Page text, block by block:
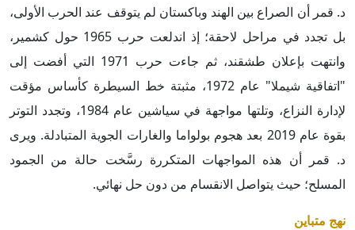
د. قمر أن الصراع بين الهند وباكستان لم يتوقف عند الحرب الأولى،
بل تجدد في مراحل لاحقة؛ إذ اندلعت حرب 1965 حول كشمير،
وانتهت بإعلان طشقند، ثم جاءت حرب 1971 التي أفضت إلى
"اتفاقية شيملا" عام 1972، مثبتة خط السيطرة كأساس مؤقت
لإدارة النزاع، وتلتها مواجهة في سياشين عام 1984، وتجدد التوتر
بقوة عام 2019 بعد هجوم بولواما والغارات الجوية المتبادلة. ويرى
د. قمر أن هذه المواجهات المتكررة رسَّخت حالة من الجمود
المسلح؛ حيث يتواصل الانقسام من دون حل نهائي.
نهج متباين